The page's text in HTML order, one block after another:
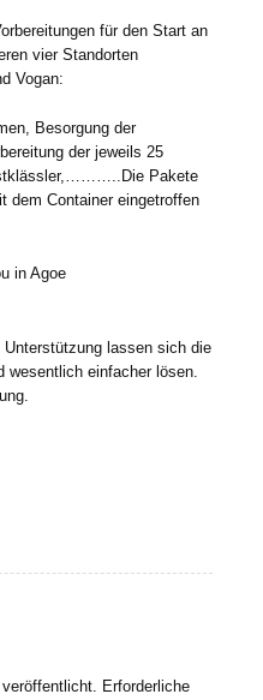
für den Start an
vier Standorten
Vogan:
Besorgung der
der jeweils 25
Pakete
dem Container eingetroffen
in Agoe
lassen sich die
wesentlich einfacher lösen.
Erforderliche